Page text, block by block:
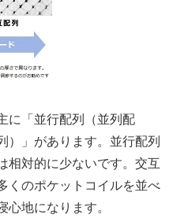
に「並行配列（並列配
）」があります。並行配列
相対的に少ないです。交互
くのポケットコイルを並べ
心地になります。